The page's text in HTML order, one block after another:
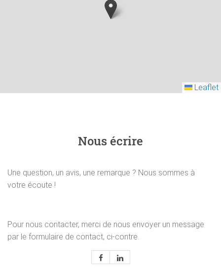
Leaflet
Nous écrire
Une question, un avis, une remarque ? Nous sommes à
votre écoute !
Pour nous contacter, merci de nous envoyer un message
par le formulaire de contact, ci-contre.